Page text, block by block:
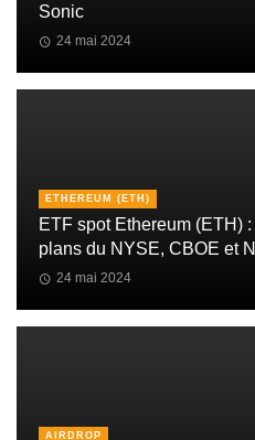
Sonic
24 mai 2024
ETHEREUM (ETH)
ETF spot Ethereum (ETH)
plans du NYSE, CBOE et
24 mai 2024
AIRDROP